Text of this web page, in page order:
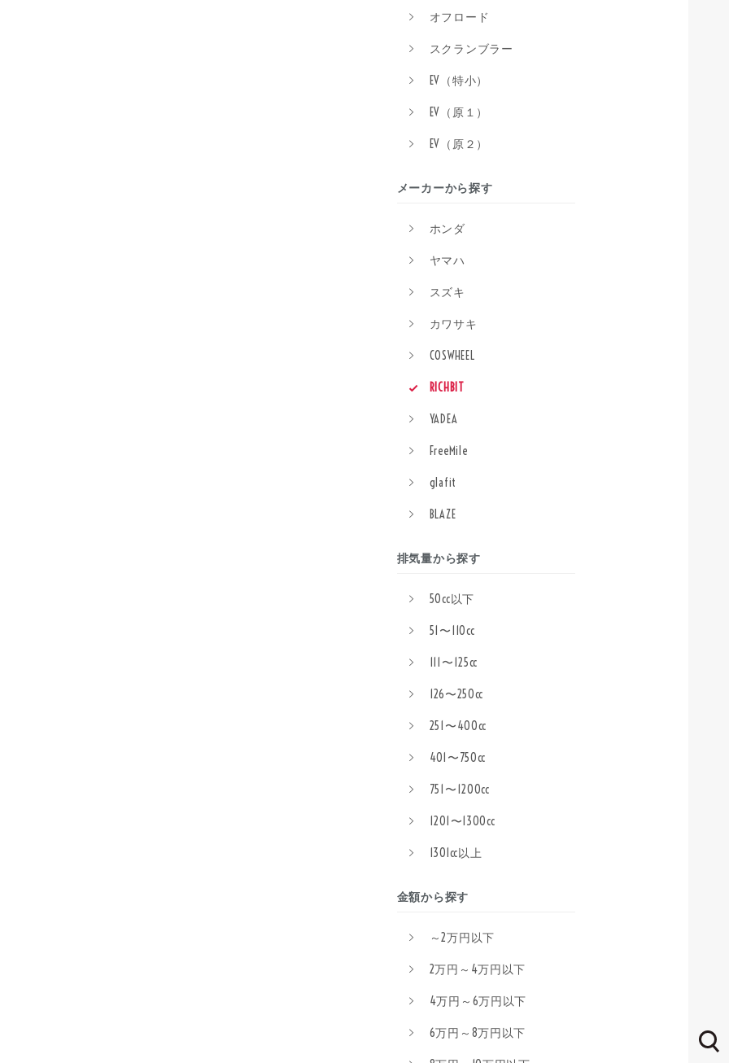
オフロード
スクランブラー
EV（特小）
EV（原１）
EV（原２）
メーカーから探す
ホンダ
ヤマハ
スズキ
カワサキ
COSWHEEL
RICHBIT
YADEA
FreeMile
glafit
BLAZE
排気量から探す
50cc以下
51〜110cc
111〜125cc
126〜250cc
251〜400cc
401〜750cc
751〜1200cc
1201〜1300cc
1301cc以上
金額から探す
～2万円以下
2万円～4万円以下
4万円～6万円以下
6万円～8万円以下